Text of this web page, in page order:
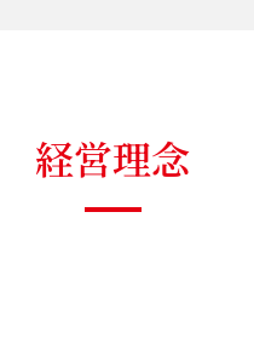
経営理念